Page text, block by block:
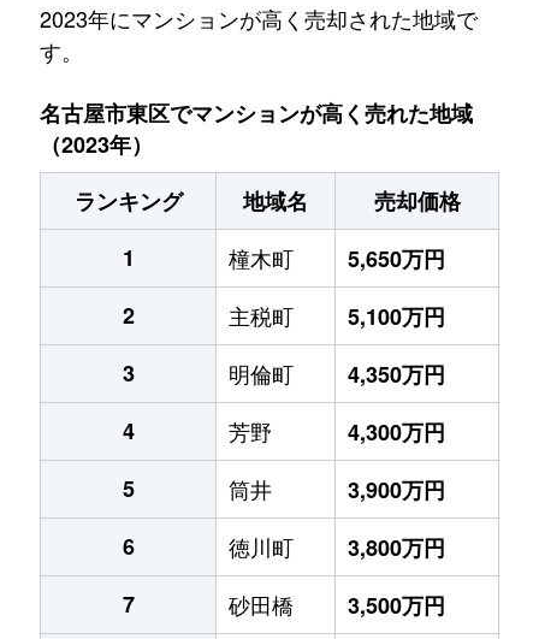
2023年にマンションが高く売却された地域で
す。
名古屋市東区でマンションが高く売れた地域
（2023年）
ランキング
地域名
売却価格
1
橦木町
5,650万円
2
主税町
5,100万円
3
明倫町
4,350万円
4
芳野
4,300万円
5
筒井
3,900万円
6
徳川町
3,800万円
7
砂田橋
3,500万円